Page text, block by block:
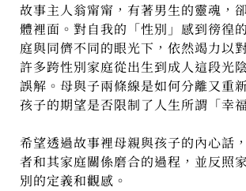
故事主人翁甯甯，有著男生的靈魂，
體裡面。對自我的「性別」感到徬徨
庭與同儕不同的眼光下，依然竭力以
許多跨性別家庭從出生到成人這段光
誤解。母與子兩條線是如何分離又重
孩子的期望是否限制了人生所謂「幸
希望透過故事裡母親與孩子的內心話
者和其家庭關係磨合的過程，並反照
別的定義和觀感。